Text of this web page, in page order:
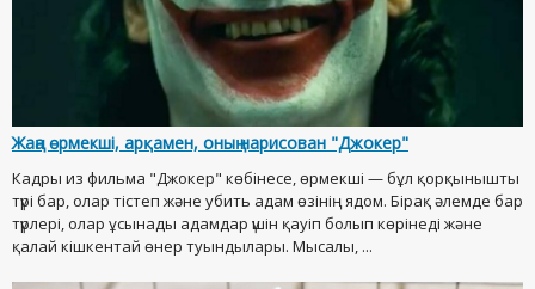
Жаңа өрмекші, арқамен, оның нарисован "Джокер"
Кадры из фильма "Джокер" көбінесе, өрмекші — бұл қорқынышты
түрі бар, олар тістеп және убить адам өзінің ядом. Бірақ әлемде бар
түрлері, олар ұсынады адамдар үшін қауіп болып көрінеді және
қалай кішкентай өнер туындылары. Мысалы, ...